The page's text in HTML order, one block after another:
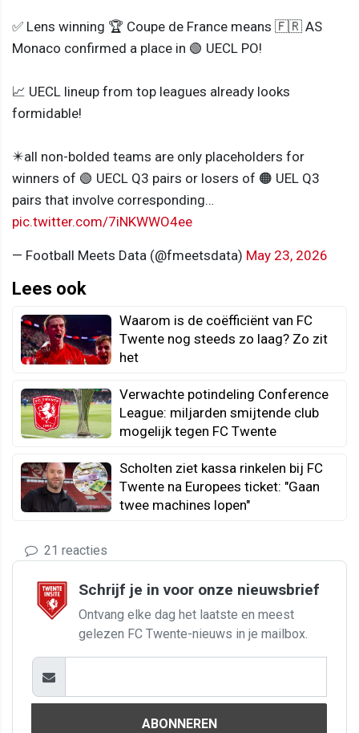
✅ Lens winning 🏆 Coupe de France means 🇫🇷 AS
Monaco confirmed a place in 🟢 UECL PO!
📈 UECL lineup from top leagues already looks
formidable!
✴️all non-bolded teams are only placeholders for
winners of 🟢 UECL Q3 pairs or losers of 🟠 UEL Q3
pairs that involve corresponding…
pic.twitter.com/7iNKWWO4ee
— Football Meets Data (@fmeetsdata) May 23, 2026
Lees ook
Waarom is de coëfficiënt van FC
Twente nog steeds zo laag? Zo zit
het
Verwachte potindeling Conference
League: miljarden smijtende club
mogelijk tegen FC Twente
Scholten ziet kassa rinkelen bij FC
Twente na Europees ticket: "Gaan
twee machines lopen"
21 reacties
Schrijf je in voor onze nieuwsbrief
Ontvang elke dag het laatste en meest
gelezen FC Twente-nieuws in je mailbox.
ABONNEREN